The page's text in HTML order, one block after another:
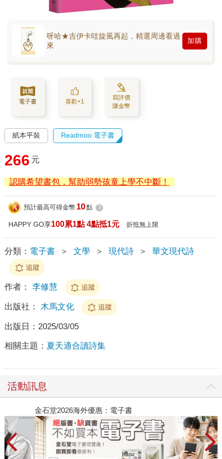
呀哈★吉伊卡哇旋風再起，精選周邊看過
來
加購
電子書 喜歡+1
寫評價
賺金幣
紙本平裝 Readmoo 電子書
266 元
認購希望書包，幫助弱勢孩童上學不中斷！
預計最高可得金幣 10點 ?
HAPPY GO享100累1點 4點抵1元 折抵無上限
分類： 電子書 ＞ 文學 ＞ 現代詩 ＞ 華文現代詩
追蹤
作者： 李修慧 追蹤
出版社： 木馬文化 追蹤
出版日： 2025/03/05
相關主題： 夏天適合讀詩集
活動訊息
金石堂2026海外優惠：電子書